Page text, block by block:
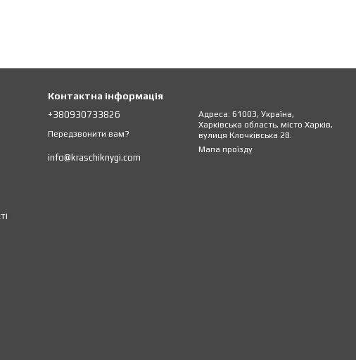
Контактна інформація
+380930733826
Передзвонити вам?
info@kraschiknygi.com
Адреса: 61003, Україна,
Харківська область, місто Харків,
вулиця Клочківська 28.
Мапа проїзду